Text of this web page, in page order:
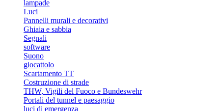
lampade
Luci
Pannelli murali e decorativi
Ghiaia e sabbia
Segnali
software
Suono
giocattolo
Scartamento TT
Costruzione di strade
THW, Vigili del Fuoco e Bundeswehr
Portali del tunnel e paesaggio
luci di emergenza